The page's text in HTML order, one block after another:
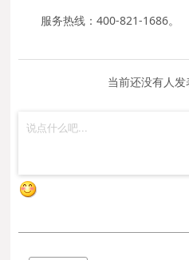
服务热线：400-821-1686。
当前还没有人